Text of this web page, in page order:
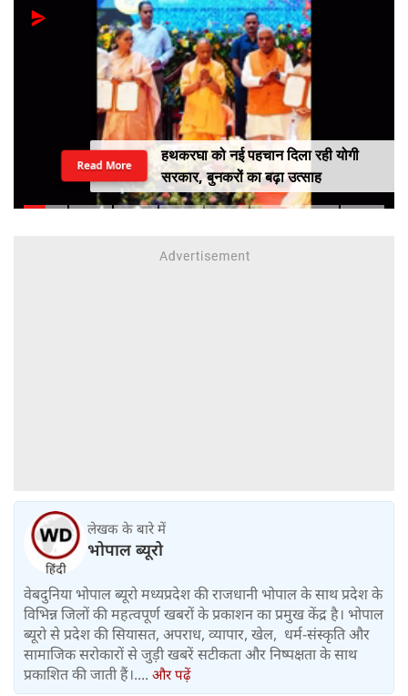
हथकरघा को नई पहचान दिला रही योगी
सरकार, बुनकरों का बढ़ा उत्साह
Read More
लेखक के बारे में
भोपाल ब्यूरो
वेबदुनिया भोपाल ब्यूरो मध्यप्रदेश की राजधानी भोपाल के साथ प्रदेश के
विभिन्न जिलों की महत्वपूर्ण खबरों के प्रकाशन का प्रमुख केंद्र है। भोपाल
ब्यूरो से प्रदेश की सियासत, अपराध, व्यापार, खेल, धर्म-संस्कृति और
सामाजिक सरोकारों से जुड़ी खबरें सटीकता और निष्पक्षता के साथ
प्रकाशित की जाती हैं।.... और पढ़ें